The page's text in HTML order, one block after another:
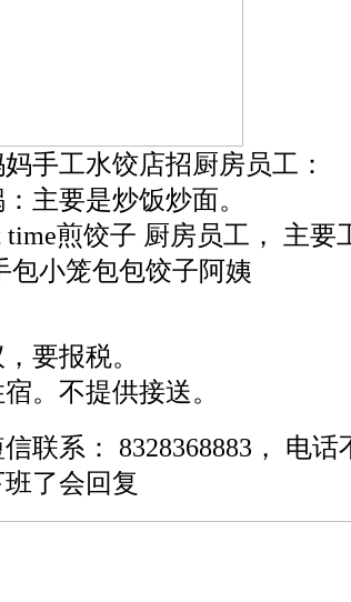
手工水饺店招厨房员工：
主要是炒饭炒面。
time煎饺子 厨房员工， 主要
包小笼包包饺子阿姨
要报税。
。不提供接送。
联系： 8328368883， 电
了会回复